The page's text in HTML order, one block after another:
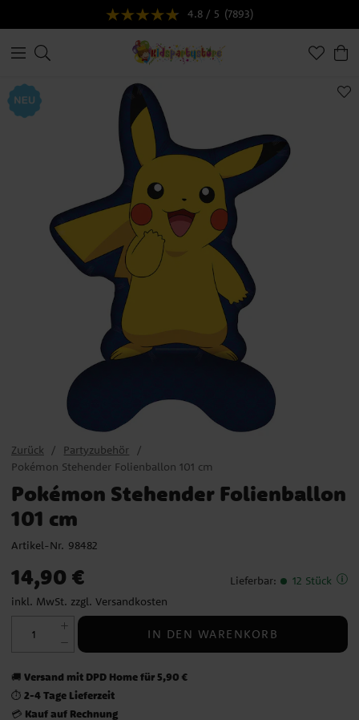
4.8 / 5 (7893)
Zurück
Partyzubehör
Pokémon Stehender Folienballon 101 cm
Pokémon Stehender Folienballon
101 cm
Artikel-Nr. 98482
Preis
:14,90 €
14,90 €
inkl. MwSt. zzgl. Versandkosten
Lieferbar: 12 Stück
IN DEN WARENKORB
🚚 Versand mit DPD Home für 5,90 €
⏱️ 2-4 Tage Lieferzeit
💳 Kauf auf Rechnung